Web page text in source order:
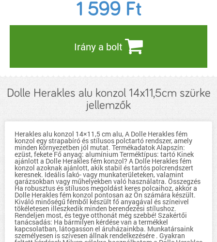
1 599 Ft
Irány a bolt
Dolle Herakles alu konzol 14x11,5cm szürke
jellemzők
Herakles alu konzol 14×11,5 cm alu, A Dolle Herakles fém
konzol egy strapabíró és stílusos polctartó rendszer, amely
minden környezetben jól mutat. Termékadatok Alapszín:
ezüst, fekete Fő anyag: alumínium Terméktípus: tartó Kinek
ajánlott a Dolle Herakles fém konzol? A Dolle Herakles fém
konzol azoknak ajánlott, akik stabil és tartós polcrendszert
keresnek. Ideális lakó- vagy munkaterületeken, valamint
garázsokban vagy műhelyekben való használatra. Összegzés
Ha robusztus és stílusos megoldást keres polcaihoz, akkor a
Dolle Herakles fém konzol pontosan az Ön számára készült.
Kiváló minőségű fémből készült fő anyagával és színeivel
tökéletesen illeszkedik minden berendezési stílushoz.
Rendeljen most, és tegye otthonát még szebbé! Szakértői
tanácsadás: Ha bármilyen kérdése van a termékkel
kapcsolatban, látogasson el áruházainkba. Munkatársaink
személyesen is szívesen állnak rendelkezésére . Gyakran